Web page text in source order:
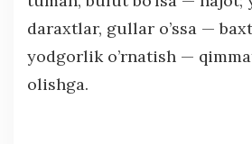
daraxtlar, gullar o’ssa —
yodgorlik o’rnatish —
olishga.